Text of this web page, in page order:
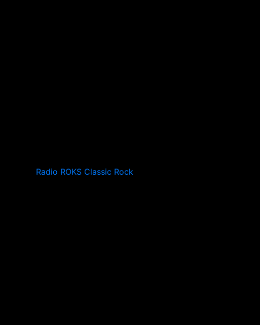
Radio ROKS Classic Rock